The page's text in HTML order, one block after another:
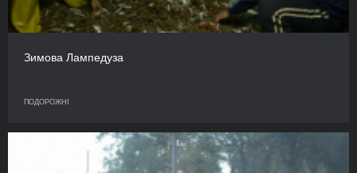
Зимова Лампедуза
ПОДОРОЖНІ